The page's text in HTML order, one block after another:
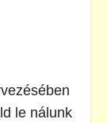
le nálunk